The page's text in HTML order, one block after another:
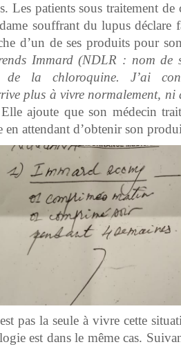
Les patients sous traitement
souffrant du lupus déclare
d’un de ses produits pour
Immard (NDLR : nom
de la chloroquine. J’ai
plus à vivre normalement,
ajoute que son médecin
attendant d’obtenir son
pas la seule à vivre cette
est dans le même cas.